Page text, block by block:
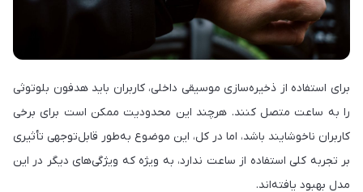
برای استفاده از ذخیره‌سازی موسیقی داخلی، کاربران باید هدفون بلوتوثی
را به ساعت متصل کنند. هرچند این محدودیت ممکن است برای برخی
کاربران ناخوشایند باشد، اما در کل، این موضوع به‌طور قابل‌توجهی تأثیری
بر تجربه کلی استفاده از ساعت ندارد، به ویژه که ویژگی‌های دیگر در این
مدل بهبود یافته‌اند.